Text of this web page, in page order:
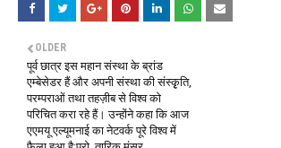
OLDER
पूर्व छात्र इस महान संस्था के ब्रांड
एम्बेसेडर हैं और अपनी संस्था की संस्कृृति,
परम्पराओं तथा तहज़ीब से विश्व को
परिचित करा रहे हैं। उन्होंने कहा कि आज
एएमयू एल्यूमनाई का नेटवर्क पूरे विश्व में